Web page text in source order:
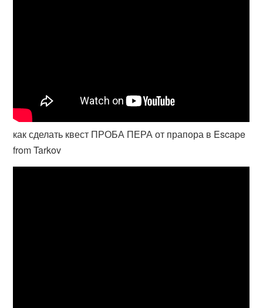
как сделать квест ПРОБА ПЕРА от прапора в Escape
from Tarkov